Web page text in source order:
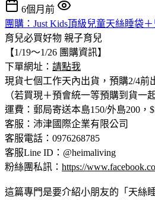
6個月前
團購：Just Kids頂級兒童天絲睡袋
育兒必買好物 親子育兒
【1/19～1/26 團購資訊】
下單網址： 請點我
現貨七個工作天內出貨，預購2/4前
（若買現＋預會統一等預購到貨一
運費：郵局寄送本島150/外島200，
客服：沛津國際企業有限公司
客服電話：0976268785
客服Line ID：@heimaliving
粉絲團私訊： https://
這篇專門是要介紹小朋友的「天絲